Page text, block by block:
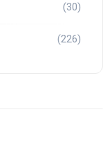
(30)
(226)